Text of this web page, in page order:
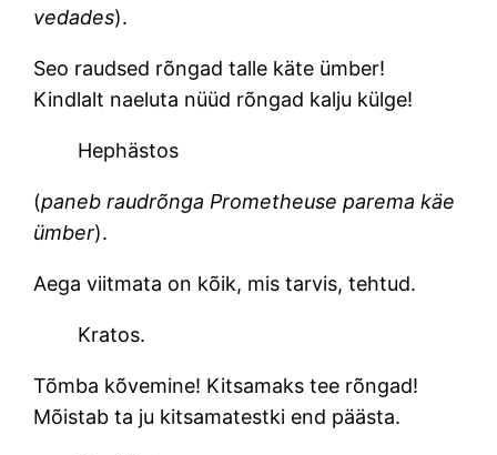
vedades).
Seo raudsed rõngad talle käte ümber!
Kindlalt naeluta nüüd rõngad kalju külge!
Hephästos
(paneb raudrõnga Prometheuse parema käe
ümber).
Aega viitmata on kõik, mis tarvis, tehtud.
Kratos.
Tõmba kõvemine! Kitsamaks tee rõngad!
Mõistab ta ju kitsamatestki end päästa.